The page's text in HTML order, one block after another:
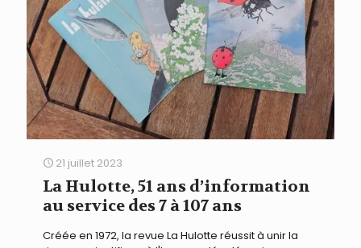
21 juillet 2023
La Hulotte, 51 ans d’information
au service des 7 à 107 ans
Créée en 1972, la revue La Hulotte réussit à unir la